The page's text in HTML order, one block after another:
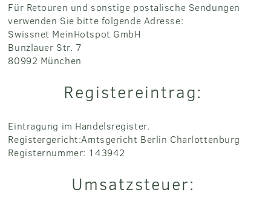
Für Retouren und sonstige postalische Sendungen
verwenden Sie bitte folgende Adresse:
Swissnet MeinHotspot GmbH
Bunzlauer Str. 7
80992 München
Registereintrag:
Eintragung im Handelsregister.
Registergericht:Amtsgericht Berlin Charlottenburg
Registernummer: 143942
Umsatzsteuer: